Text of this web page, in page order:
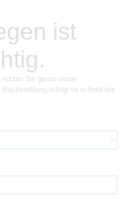
ist
Sie gerne unser
erfolgt so schnell wie